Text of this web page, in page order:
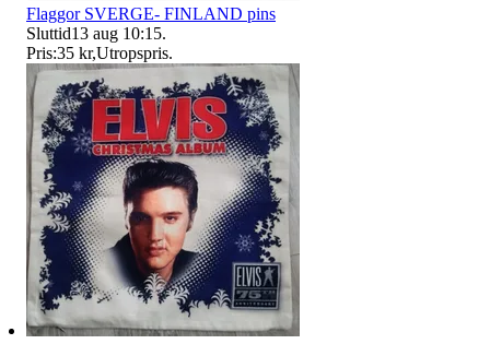
Flaggor SVERGE- FINLAND pins
Sluttid13 aug 10:15.
Pris:35 kr,Utropspris.